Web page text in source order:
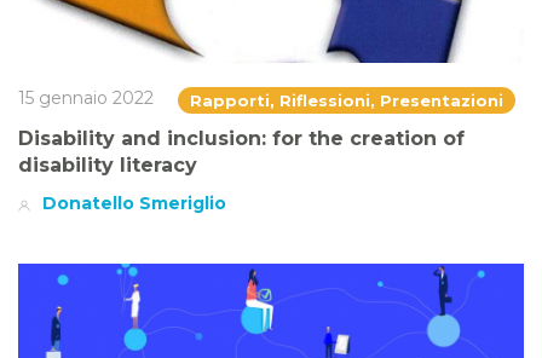
15 gennaio 2022 Rapporti, Riflessioni, Presentazioni
Disability and inclusion: for the creation of
disability literacy
Donatello Smeriglio